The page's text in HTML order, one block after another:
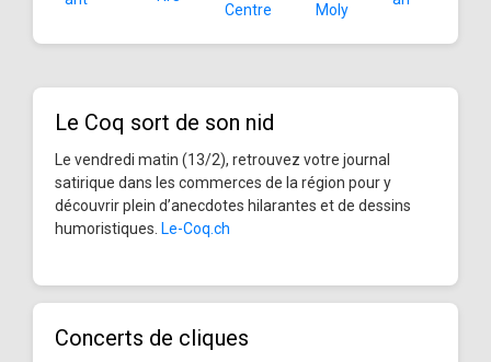
Le Coq sort de son nid
Le vendredi matin (13/2), retrouvez votre journal
satirique dans les commerces de la région pour y
découvrir plein d’anecdotes hilarantes et de dessins
humoristiques. Le-Coq.ch
Concerts de cliques